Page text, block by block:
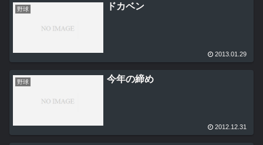
野球 ドカベン
2013.01.29
野球 今年の締め
2012.12.31